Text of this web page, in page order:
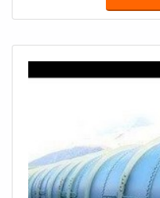
útil e podem durar